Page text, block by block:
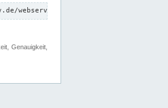
webservices/nutzer/files"
Genauigkeit,